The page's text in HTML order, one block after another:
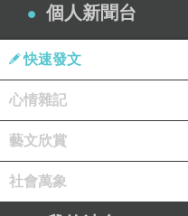
2025-04-08
我们这个年纪找工作比
看看要不要创业，或
個人新聞台
快速發文
心情雜記
藝文欣賞
社會萬象